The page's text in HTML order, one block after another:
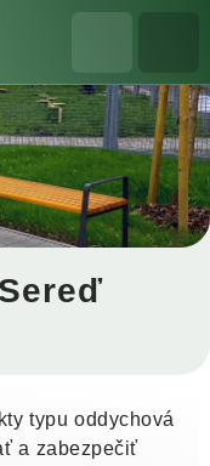
typu oddychová
a zabezpečiť